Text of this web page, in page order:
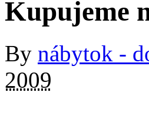
Kupujeme
By nábytok -
2009